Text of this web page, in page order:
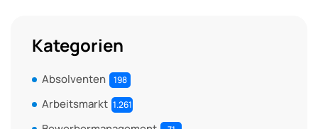
Kategorien
Absolventen 198
Arbeitsmarkt 1.261